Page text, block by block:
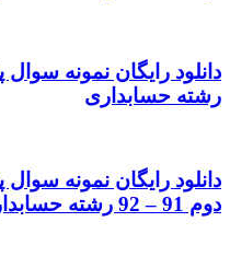
رشته حسابداری
دوم 91 – 92 رشته حسابداری